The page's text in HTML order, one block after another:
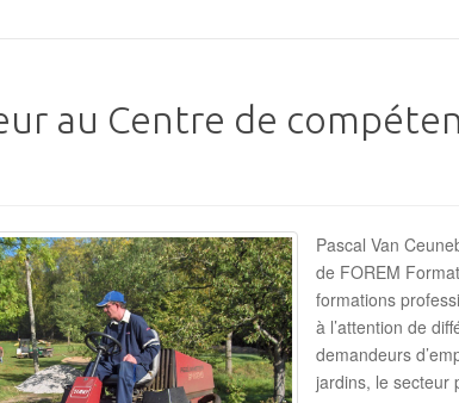
au Centre de
Pascal Van
de FOREM
formations
à l’attention de
demandeurs
jardins, le secteur